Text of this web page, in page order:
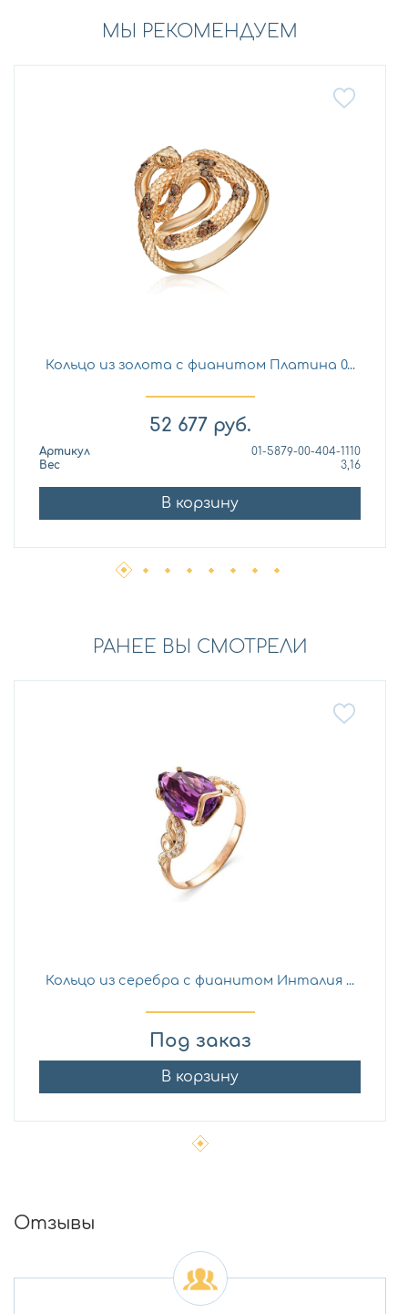
МЫ РЕКОМЕНДУЕМ
Кольцо из золота с фианитом Платина 0...
52 677 руб.
Артикул
01-5879-00-404-1110
Вес
3,16
В корзину
РАНЕЕ ВЫ СМОТРЕЛИ
Кольцо из серебра с фианитом Инталия ...
Под заказ
В корзину
Отзывы